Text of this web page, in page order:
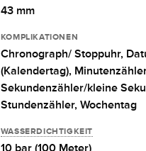
43 mm
KOMPLIKATIONEN
Chronograph/ Stoppuhr,
(Kalendertag),
Sekundenzähler/kleine
Stundenzähler, Wochentag
WASSERDICHTIGKEIT
10 bar (100 Meter)